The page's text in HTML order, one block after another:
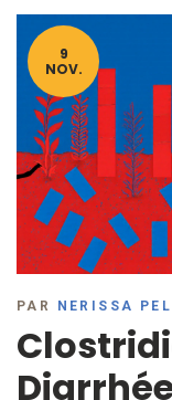
9
NOV.
PAR NERISSA